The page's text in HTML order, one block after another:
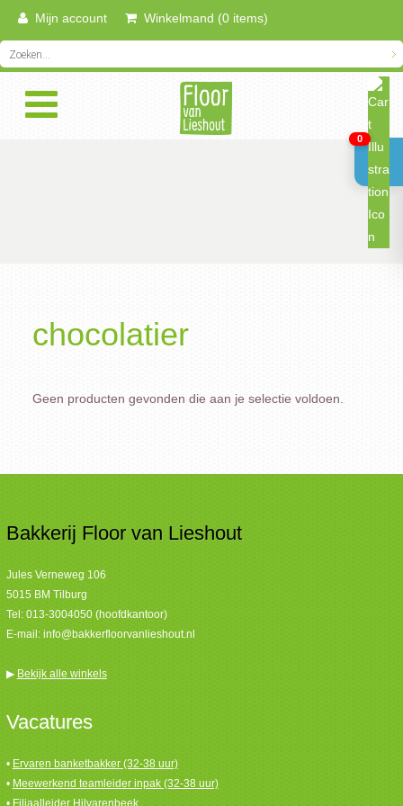
Mijn account Winkelmand (0 items)
chocolatier
Geen producten gevonden die aan je selectie voldoen.
Bakkerij Floor van Lieshout
Jules Verneweg 106
5015 BM Tilburg
Tel: 013-3004050 (hoofdkantoor)
E-mail: info@bakkerfloorvanlieshout.nl
▶ Bekijk alle winkels
Vacatures
• Ervaren banketbakker (32-38 uur)
• Meewerkend teamleider inpak (32-38 uur)
0